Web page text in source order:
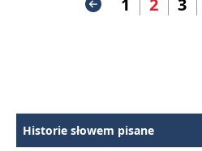
1 2 3
Historie słowem pisane